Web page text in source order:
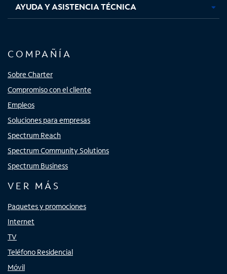
AYUDA Y ASISTENCIA TÉCNICA
COMPAÑÍA
Sobre Charter
Compromiso con el cliente
Empleos
Soluciones para empresas
Spectrum Reach
Spectrum Community Solutions
Spectrum Business
VER MÁS
Paquetes y promociones
Internet
TV
Teléfono Residencial
Móvil